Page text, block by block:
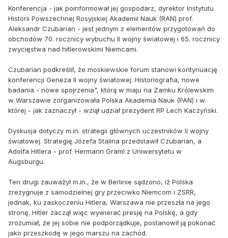
Konferencja - jak poinformował jej gospodarz, dyrektor Instytutu
Historii Powszechnej Rosyjskiej Akademii Nauk (RAN) prof.
Aleksandr Czubarian - jest jednym z elementów przygotowań do
obchodów 70. rocznicy wybuchu II wojny światowej i 65. rocznicy
zwycięstwa nad hitlerowskimi Niemcami.
Czubarian podkreślił, że moskiewskie forum stanowi kontynuację
konferencji Geneza II wojny światowej. Historiografia, nowe
badania - nowe spojrzenia", którą w maju na Zamku Królewskim
w Warszawie zorganizowała Polska Akademia Nauk (PAN) i w
której - jak zaznaczył - wziął udział prezydent RP Lech Kaczyński.
Dyskusja dotyczy m.in. strategii głównych uczestników II wojny
światowej. Strategię Józefa Stalina przedstawił Czubarian, a
Adolfa Hitlera - prof. Hermann Graml z Uniwersytetu w
Augsburgu.
Ten drugi zauważył m.in., że w Berlinie sądzono, iż Polska
zrezygnuje z samodzielnej gry przeciwko Niemcom i ZSRR,
jednak, ku zaskoczeniu Hitlera, Warszawa nie przeszła na jego
stronę. Hitler zaczął więc wywierać presję na Polskę, a gdy
zrozumiał, że jej sobie nie podporządkuje, postanowił ją pokonać
jako przeszkodę w jego marszu na zachód.